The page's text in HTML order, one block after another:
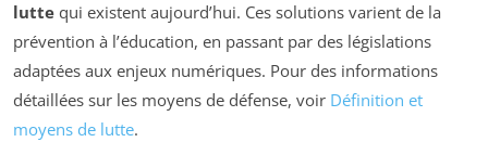
lutte qui existent aujourd’hui. Ces solutions varient de la
prévention à l’éducation, en passant par des législations
adaptées aux enjeux numériques. Pour des informations
détaillées sur les moyens de défense, voir Définition et
moyens de lutte.